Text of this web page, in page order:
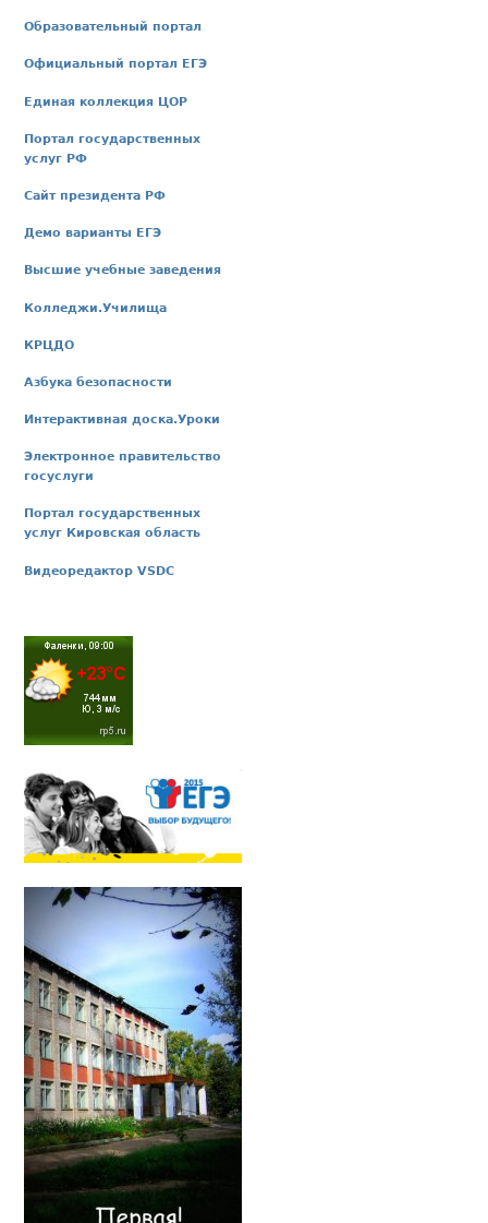
Образовательный портал
Официальный портал ЕГЭ
Единая коллекция ЦОР
Портал государственных
услуг РФ
Сайт президента РФ
Демо варианты ЕГЭ
Высшие учебные заведения
Колледжи.Училища
КРЦДО
Азбука безопасности
Интерактивная доска.Уроки
Электронное правительство
госуслуги
Портал государственных
услуг Кировская область
Видеоредактор VSDC